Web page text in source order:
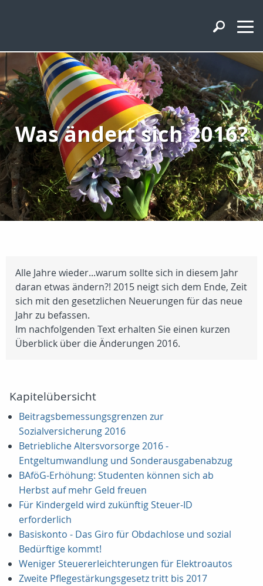
Was ändert sich 2016?
Alle Jahre wieder...warum sollte sich in diesem Jahr
daran etwas ändern?! 2015 neigt sich dem Ende, Zeit
sich mit den gesetzlichen Neuerungen für das neue
Jahr zu befassen.
Im nachfolgenden Text erhalten Sie einen kurzen
Überblick über die Änderungen 2016.
Kapitelübersicht
Beitragsbemessungsgrenzen zur
Sozialversicherung 2016
Betriebliche Altersvorsorge 2016 -
Entgeltumwandlung und Sonderausgabenabzug
BAföG-Erhöhung: Studenten können sich ab
Herbst auf mehr Geld freuen
Für Kindergeld wird zukünftig Steuer-ID
erforderlich
Basiskonto - Das Giro für Obdachlose und sozial
Bedürftige kommt!
Weniger Steuererleichterungen für Elektroautos
Zweite Pflegestärkungsgesetz tritt bis 2017